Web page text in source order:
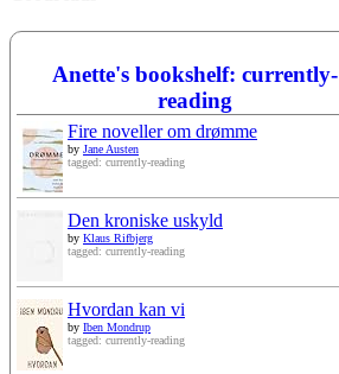
Anette's bookshelf: currently-
reading
Fire noveller om drømme
by Jane Austen
tagged: currently-reading
Den kroniske uskyld
by Klaus Rifbjerg
tagged: currently-reading
Hvordan kan vi
by Iben Mondrup
tagged: currently-reading